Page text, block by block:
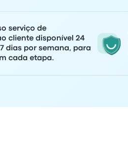
serviço de
cliente disponível 24
dias por semana, para
cada etapa.